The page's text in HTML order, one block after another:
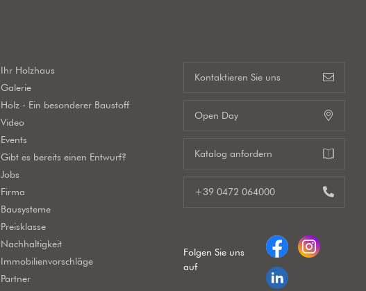
Ihr Holzhaus
Galerie
Holz - Ein besonderer Baustoff
Video
Events
Gibt es bereits einen Entwurf?
Jobs
Firma
Bausysteme
Preisklasse
Nachhaltigkeit
Immobilienvorschläge
Partner
Kontaktieren Sie uns
Open Day
Katalog anfordern
+39 0472 064000
Folgen Sie uns
auf